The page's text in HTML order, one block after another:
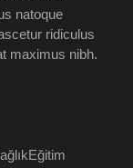
natoque
ridiculus
maximus nibh.
Eğitim